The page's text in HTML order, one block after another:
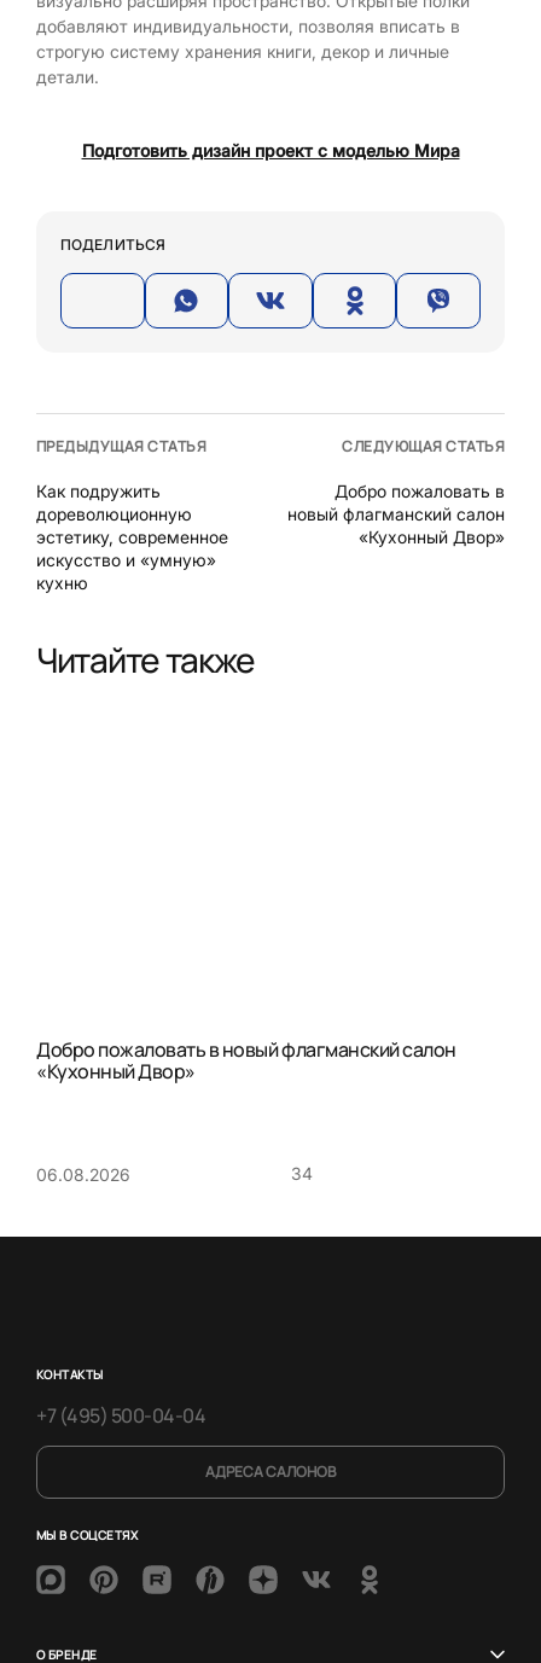
добавляют индивидуальности, позволяя вписать в
строгую систему хранения книги, декор и личные
детали.
Подготовить дизайн проект с моделью Мира
ПОДЕЛИТЬСЯ
ПРЕДЫДУЩАЯ СТАТЬЯ
Как подружить
дореволюционную
эстетику, современное
искусство и «умную»
кухню
СЛЕДУЮЩАЯ СТАТЬЯ
Добро пожаловать в
новый флагманский салон
«Кухонный Двор»
Читайте также
Добро пожаловать в новый флагманский салон
«Кухонный Двор»
06.08.2026 34
КОНТАКТЫ
+7 (495) 500-04-04
АДРЕСА САЛОНОВ
МЫ В СОЦСЕТЯХ
О БРЕНДЕ